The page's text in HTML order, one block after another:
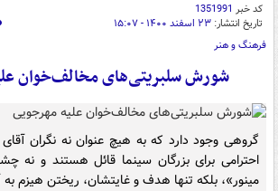
کد خبر 1351991
تاریخ انتشار: ۲۳ اسفند ۱۴۰۰ - ۱۵:۰۷
فرهنگ و هنر
شورش سلبریتی‌های مخالف‌خوان
گروهی وجود دارد که به هیچ عنوان نه نگران
احترامی برای بزرگان سینما قائل هستند و نه
مینور»، بلکه تنها هدف و غایتشان، ریختن